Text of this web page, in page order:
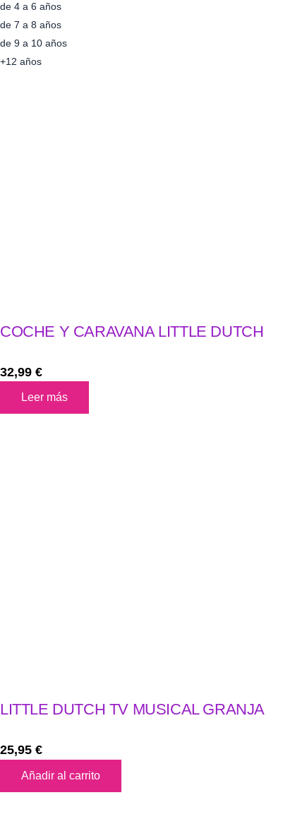
de 4 a 6 años
de 7 a 8 años
de 9 a 10 años
+12 años
COCHE Y CARAVANA LITTLE DUTCH
32,99 €
Leer más
LITTLE DUTCH TV MUSICAL GRANJA
25,95 €
Añadir al carrito